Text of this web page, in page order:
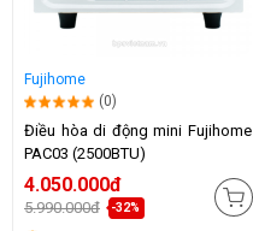
Fujihome
(0)
Điều hòa di động mini Fujihome
PAC03 (2500BTU)
4.050.000đ
5.990.000đ -32%